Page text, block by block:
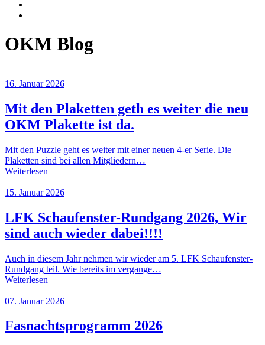
OKM Blog
16. Januar 2026
Mit den Plaketten geth es weiter die neu
OKM Plakette ist da.
Mit den Puzzle geht es weiter mit einer neuen 4-er Serie. Die
Plaketten sind bei allen Mitgliedern…
Weiterlesen
15. Januar 2026
LFK Schaufenster-Rundgang 2026, Wir
sind auch wieder dabei!!!!
Auch in diesem Jahr nehmen wir wieder am 5. LFK Schaufenster-
Rundgang teil. Wie bereits im vergange…
Weiterlesen
07. Januar 2026
Fasnachtsprogramm 2026